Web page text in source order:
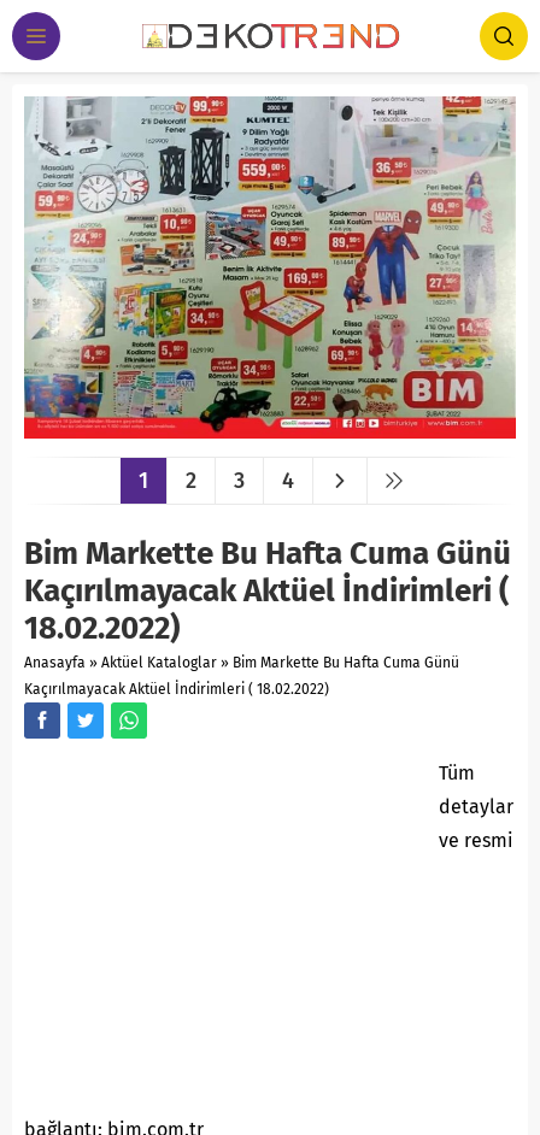
1 2 3 4
Bim Markette Bu Hafta Cuma Günü
Kaçırılmayacak Aktüel İndirimleri (
18.02.2022)
Anasayfa » Aktüel Kataloglar » Bim Markette Bu Hafta Cuma Günü
Kaçırılmayacak Aktüel İndirimleri ( 18.02.2022)
Tüm
detaylar
ve resmi
bağlantı: bim.com.tr